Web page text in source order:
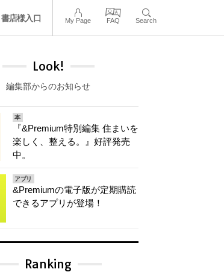
書店様入口 My Page FAQ Search
Look!
編集部からのお知らせ
本
『&Premium特別編集 住まいを
楽しく、整える。』好評発売
中。
アプリ
&Premiumの電子版が定期購読
できるアプリが登場！
Ranking